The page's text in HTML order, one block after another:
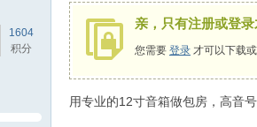
1604
积分
亲，只有注册或登
您需要 登录 才可以下载
用专业的12寸音箱做包房，高音